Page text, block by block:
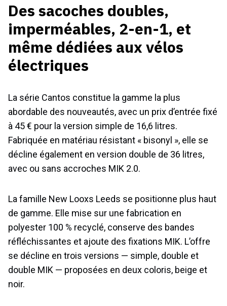
Des sacoches doubles,
imperméables, 2-en-1, et
même dédiées aux vélos
électriques
La série Cantos constitue la gamme la plus
abordable des nouveautés, avec un prix d’entrée fixé
à 45 € pour la version simple de 16,6 litres.
Fabriquée en matériau résistant « bisonyl », elle se
décline également en version double de 36 litres,
avec ou sans accroches MIK 2.0.
La famille New Looxs Leeds se positionne plus haut
de gamme. Elle mise sur une fabrication en
polyester 100 % recyclé, conserve des bandes
réfléchissantes et ajoute des fixations MIK. L’offre
se décline en trois versions — simple, double et
double MIK — proposées en deux coloris, beige et
noir.